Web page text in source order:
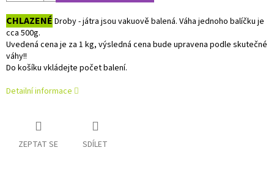
CHLAZENÉ Droby - játra jsou vakuově balená. Váha jednoho balíčku je
cca 500g.
Uvedená cena je za 1 kg, výsledná cena bude upravena podle skutečné
váhy!!
Do košíku vkládejte počet balení.
Detailní informace
ZEPTAT SE SDÍLET